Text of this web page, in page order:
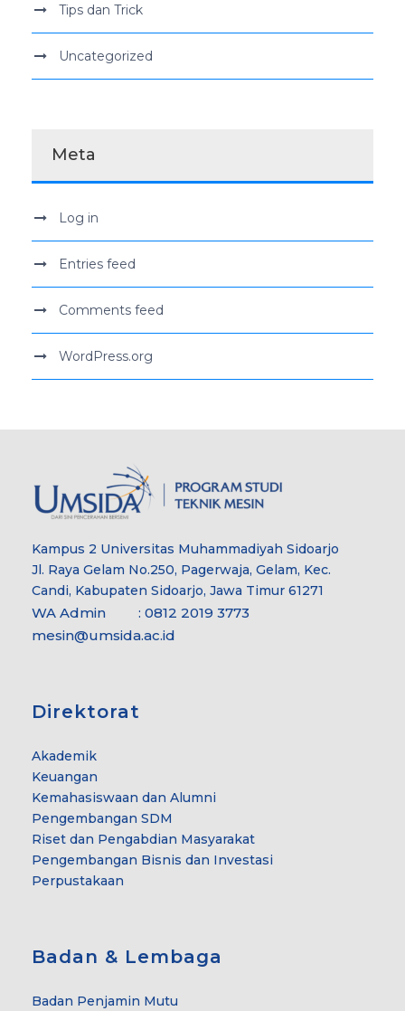
Tips dan Trick
Uncategorized
Meta
Log in
Entries feed
Comments feed
WordPress.org
Kampus 2 Universitas Muhammadiyah Sidoarjo
Jl. Raya Gelam No.250, Pagerwaja, Gelam, Kec.
Candi, Kabupaten Sidoarjo, Jawa Timur 61271
WA Admin : 0812 2019 3773
mesin@umsida.ac.id
Direktorat
Akademik
Keuangan
Kemahasiswaan dan Alumni
Pengembangan SDM
Riset dan Pengabdian Masyarakat
Pengembangan Bisnis dan Investasi
Perpustakaan
Badan & Lembaga
Badan Penjamin Mutu